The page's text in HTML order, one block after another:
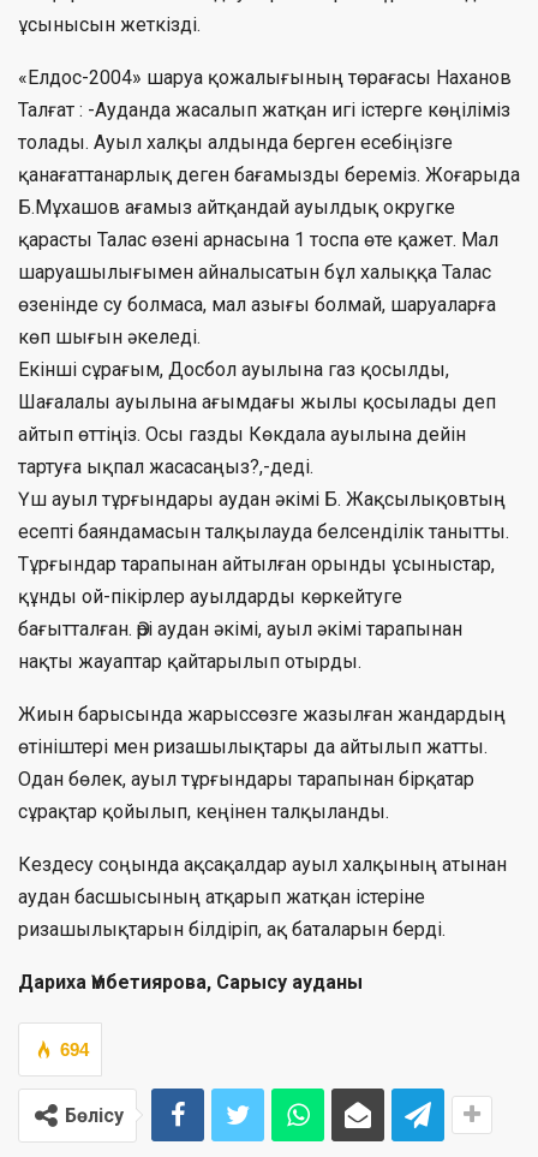
ұсынысын жеткізді.
«Елдос-2004» шаруа қожалығының төрағасы Наханов
Талғат : -Ауданда жасалып жатқан игі істерге көңіліміз
толады. Ауыл халқы алдында берген есебіңізге
қанағаттанарлық деген бағамызды береміз. Жоғарыда
Б.Мұхашов ағамыз айтқандай ауылдық округке
қарасты Талас өзені арнасына 1 тоспа өте қажет. Мал
шаруашылығымен айналысатын бұл халыққа Талас
өзенінде су болмаса, мал азығы болмай, шаруаларға
көп шығын әкеледі.
Екінші сұрағым, Досбол ауылына газ қосылды,
Шағалалы ауылына ағымдағы жылы қосылады деп
айтып өттіңіз. Осы газды Көкдала ауылына дейін
тартуға ықпал жасасаңыз?,-деді.
Үш ауыл тұрғындары аудан әкімі Б. Жақсылықовтың
есепті баяндамасын талқылауда белсенділік танытты.
Тұрғындар тарапынан айтылған орынды ұсыныстар,
құнды ой-пікірлер ауылдарды көркейтуге
бағытталған. Әрі аудан әкімі, ауыл әкімі тарапынан
нақты жауаптар қайтарылып отырды.
Жиын барысында жарыссөзге жазылған жандардың
өтініштері мен ризашылықтары да айтылып жатты.
Одан бөлек, ауыл тұрғындары тарапынан бірқатар
сұрақтар қойылып, кеңінен талқыланды.
Кездесу соңында ақсақалдар ауыл халқының атынан
аудан басшысының атқарып жатқан істеріне
ризашылықтарын білдіріп, ақ баталарын берді.
Дариха Үмбетиярова, Сарысу ауданы
694
Бөлісу